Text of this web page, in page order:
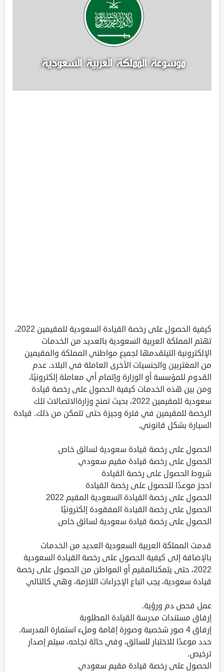
كيفية الحصول على رخصة القيادة السعودية للمقيمين 2022،
تهتم المملكة العربية السعودية بالعديد من الخدمات
الإلكترونية التيتقدمها لجميع مواطني المملكة والمقيمين
من المغتربين والجنسيات الأخرى العاملة في البلاد. عدم
القدوم للمؤسسة أو الوزارة وإتمام أي معاملة إلكترونيًا،
ومن بين هذه الخدمات كيفية الحصول على رخصة قيادة
سعودية للمقيمين 2022، بحيث تمنح وزارةالاتصالات تلك
الرخصة للمقيمين في فترة وجيزة حتى تتمكن من ذلك. قيادة
السيارة بشكل قانوني.
الحصول على رخصة قيادة سعودية لسائق خاص
الحصول على رخصة قيادة مقيم سعودي
شروط الحصول على رخصة القيادة
احجز موعدًا للحصول على رخصة القيادة
الحصول على رخصة القيادة السعودية المقيم 2022
الحصول على رخصة القيادة المفقودة إلكترونيًا
الحصول على رخصة قيادة سعودية لسائق خاص
قدمت المملكة العربية السعودية العديد من الخدمات
بالإضافة إلى كيفية الحصول على رخصة القيادة السعودية
2022، حتى يتمكنالمقيم أو المواطن من الحصول على رخصة
قيادة سعودية، يجب اتباع الإجراءات اللازمة، وهي كالتالي
عمل فحص دم ورؤية.
إرفاق مستندات مدرسة القيادة المطلوبة
إرفاق 4 صور شخصية وصورة إقامة وملء استمارة المدرسة.
حدد موعدًا للاختبار للسائق، وفي حالة نجاحه، سيتم إصدار
ترخيص.
الحصول على رخصة قيادة مقيم سعودي